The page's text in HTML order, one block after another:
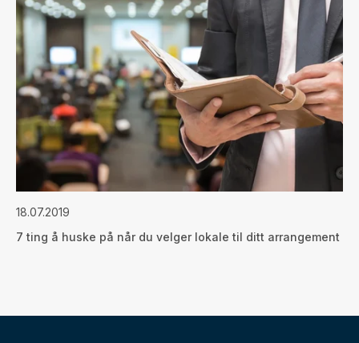
18.07.2019
7 ting å huske på når du velger lokale til ditt arrangement